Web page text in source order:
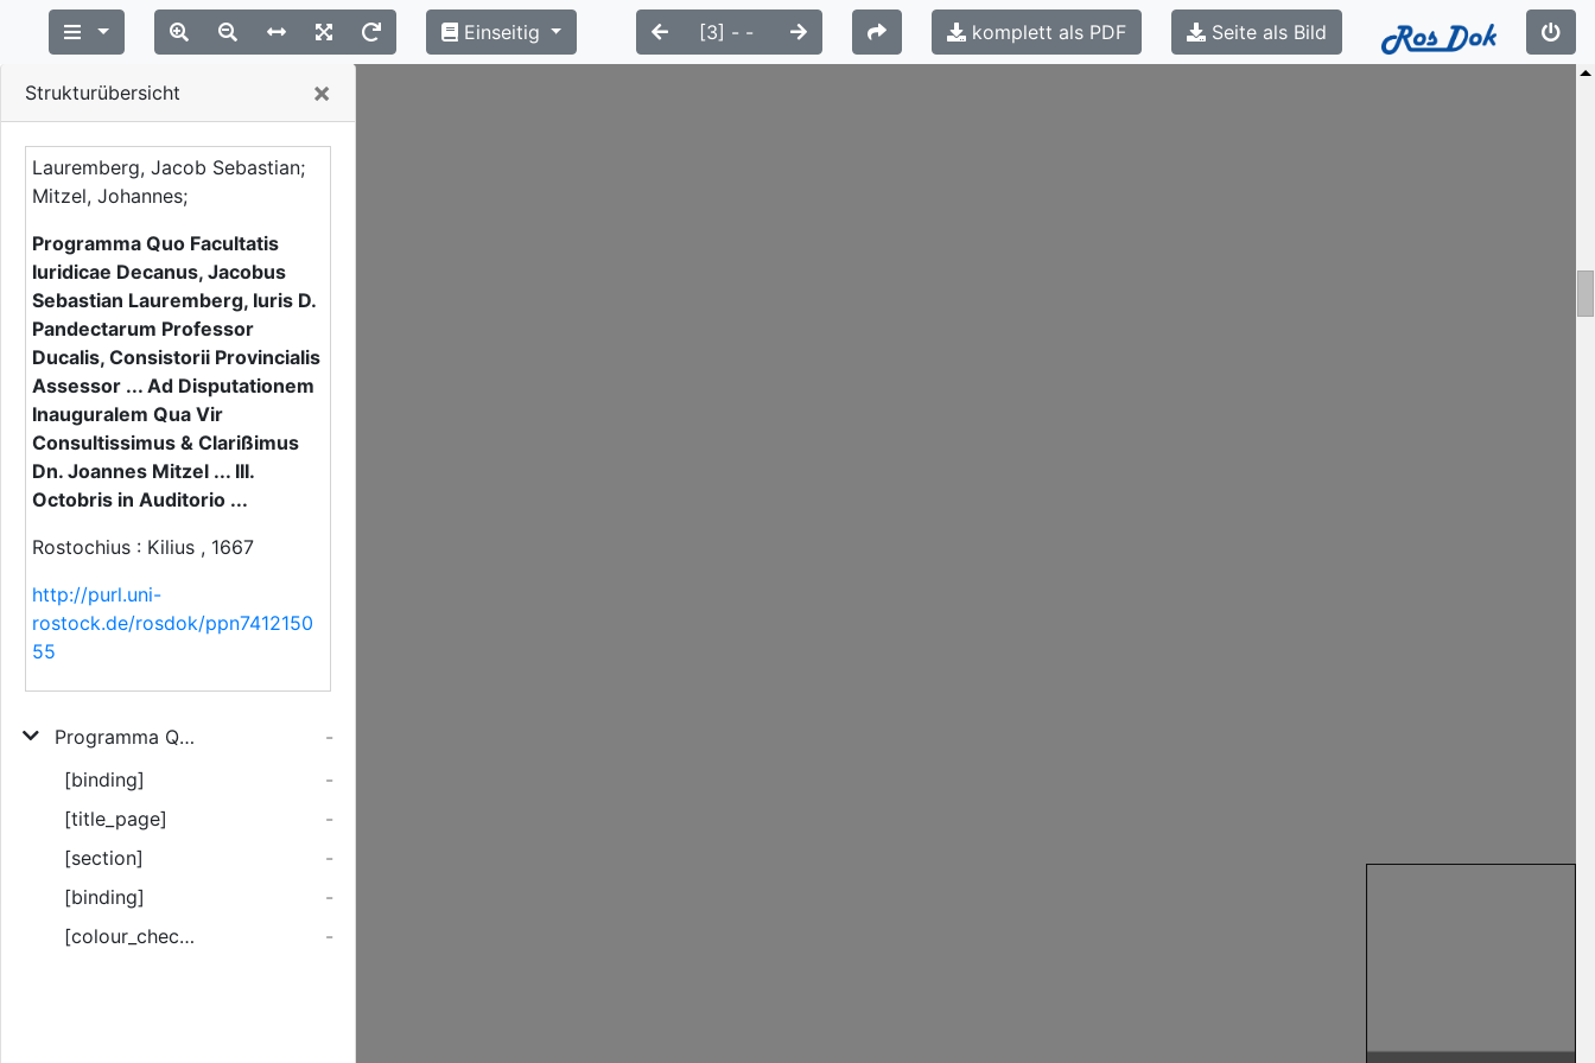
Strukturübersicht ×
Lauremberg, Jacob Sebastian;
Mitzel, Johannes;
Programma Quo Facultatis
Iuridicae Decanus, Jacobus
Sebastian Lauremberg, Iuris D.
Pandectarum Professor
Ducalis, Consistorii Provincialis
Assessor ... Ad Disputationem
Inauguralem Qua Vir
Consultissimus & Clarißimus
Dn. Joannes Mitzel ... III.
Octobris in Auditorio ...
Rostochius : Kilius , 1667
http://purl.uni-
rostock.de/rosdok/ppn7412150
55
Programma Quo Facultatis Iuridicae Decanus, Jacobus Sebastian Lauremberg, Iuris D. Pandectarum Professor Ducalis, Consistorii Provincialis Assessor ... Ad Disputationem Inauguralem Qua Vir Consultissimus & Clarißimus Dn. Joannes Mitzel ... III. Octobris in Auditorio ...
-
[binding]
-
[title_page]
-
[section]
-
[binding]
-
[colour_checker]
-
Einseitig komplett als PDF Seite als Bild